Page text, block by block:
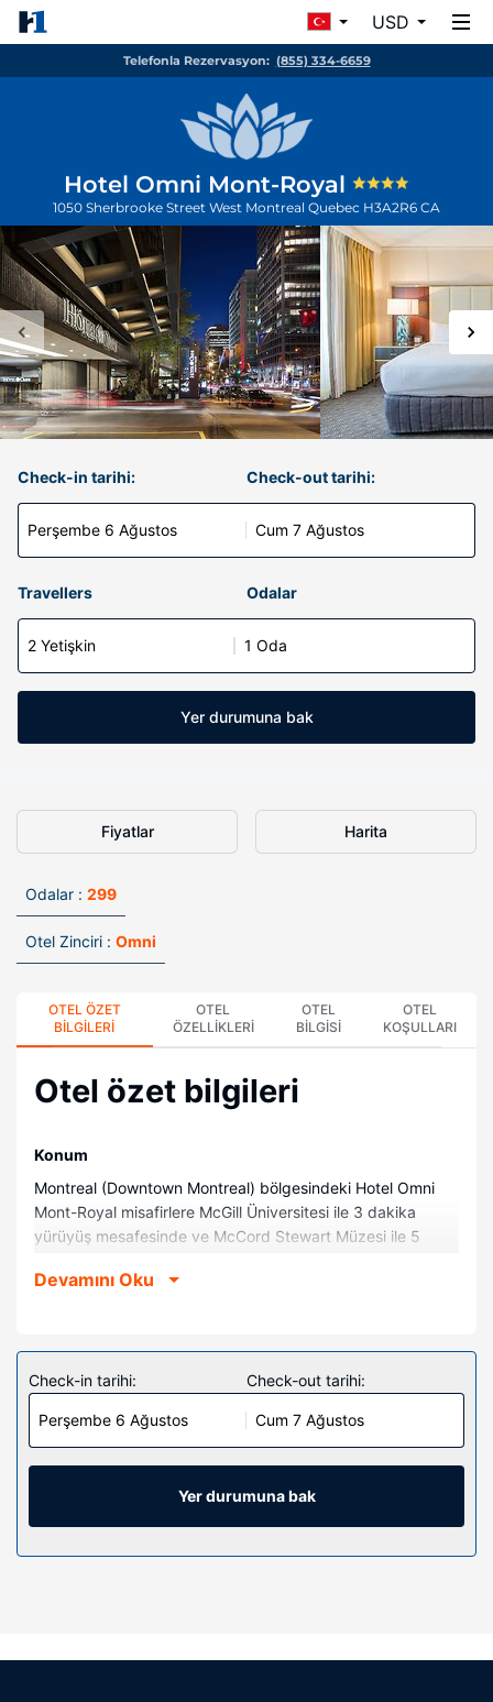
USD
Telefonla Rezervasyon: (855) 334-6659
Hotel Omni Mont-Royal
1050 Sherbrooke Street West Montreal Quebec H3A2R6 CA
Check-in tarihi:
Perşembe 6 Ağustos
Check-out tarihi:
Cum 7 Ağustos
Travellers Odalar
2 Yetişkin 1 Oda
Yer durumuna bak
Fiyatlar Harita
Odalar : 299
Otel Zinciri : Omni
OTEL ÖZET
BILGILERI
OTEL
ÖZELLIKLERI
OTEL
BILGISI
OTEL
KOŞULLARI
Otel özet bilgileri
Konum
Montreal (Downtown Montreal) bölgesindeki Hotel Omni
Mont-Royal misafirlere McGill Üniversitesi ile 3 dakika
yürüyüş mesafesinde ve McCord Stewart Müzesi ile 5
Bu lüks otel Montreal Güzel Sanatlar Müzesi ile 0,5 km (0,3
299 odada iPod takma konsolu ve LCD televizyon
mevcuttur. Pillowtop/yastık üstlü yatağınızda kaliteli yatak
takımı vardır. Misafirlerimize ücretsiz kablosuz internet
sunulmaktadır. Misafirlerimizin iyi vakit geçirebilmesi için
dijital TV kanalları vardır. Özel banyo, duş/küvet
kombinasyonu, geniş duş başlıkları ve lüks
Otelin güzelliği
hediyelik eşya dükkânı/gazete standı, kuaför ve düğün
Devamını Oku
Check-in tarihi:
Perşembe 6 Ağustos
Check-out tarihi:
Cum 7 Ağustos
Yer durumuna bak